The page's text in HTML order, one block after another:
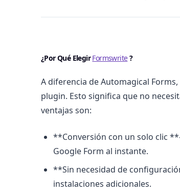
¿Por Qué ElegirFormswrite?
A diferencia de Automagical Forms,
plugin. Esto significa que no
ventajas son:
**Conversión con un solo clic
Google Form al instante.
**Sin necesidad de
instalaciones adicionales.